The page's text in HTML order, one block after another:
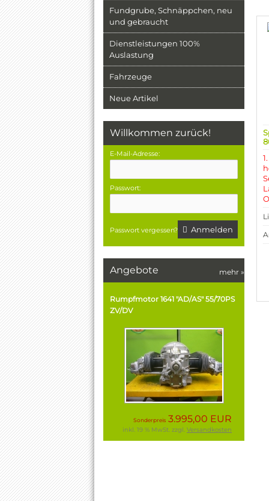
Fundgrube, Schnäppchen, neu
und gebraucht
Dienstleistungen 100%
Auslastung
Fahrzeuge
Neue Artikel
Willkommen zurück!
E-Mail-Adresse:
Passwort:
Passwort vergessen? Anmelden
Angebote mehr »
Rumpfmotor 1641 "AD/AS" 55/70PS
ZV/DV
Sonderpreis 3.995,00 EUR
inkl. 19 % MwSt. zzgl. Versandkosten